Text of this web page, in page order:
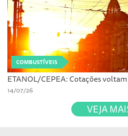
COMBUSTÍVEIS
ETANOL/CEPEA: Cotações
14/07/26
VEJA